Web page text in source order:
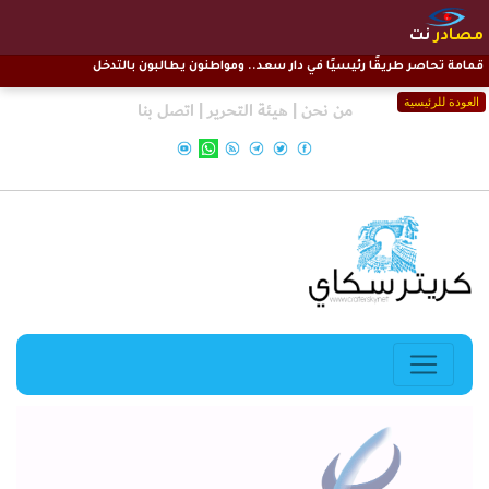
مصادرنت
العودة للرئيسية
قمامة تحاصر طريقًا رئيسيًا في دار سعد.. ومواطنون يطالبون بالتدخل